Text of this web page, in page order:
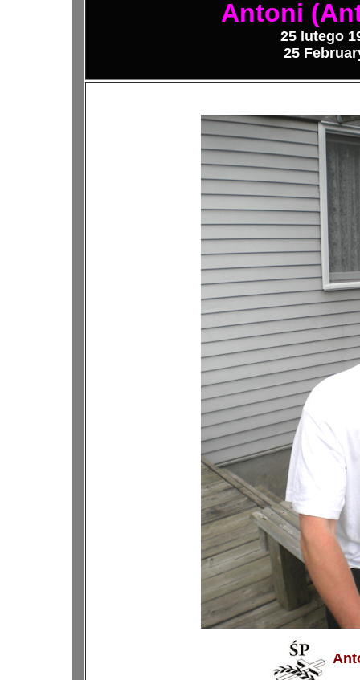
Antoni
25 lutego
25